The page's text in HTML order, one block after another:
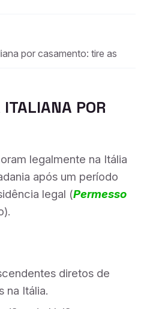
por casamento: tire as
POR
legalmente na Itália
após um período
legal (Permesso
diretos de
na Itália.